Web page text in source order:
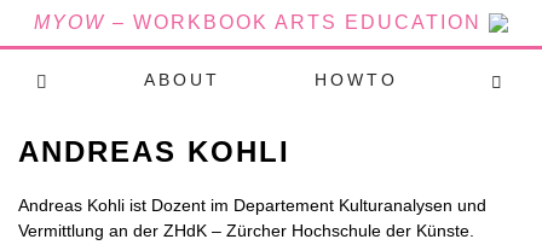
MYOW – WORKBOOK ARTS EDUCATION
ABOUT HOWTO
ANDREAS KOHLI
Andreas Kohli ist Dozent im Departement Kulturanalysen und
Vermittlung an der ZHdK – Zürcher Hochschule der Künste.